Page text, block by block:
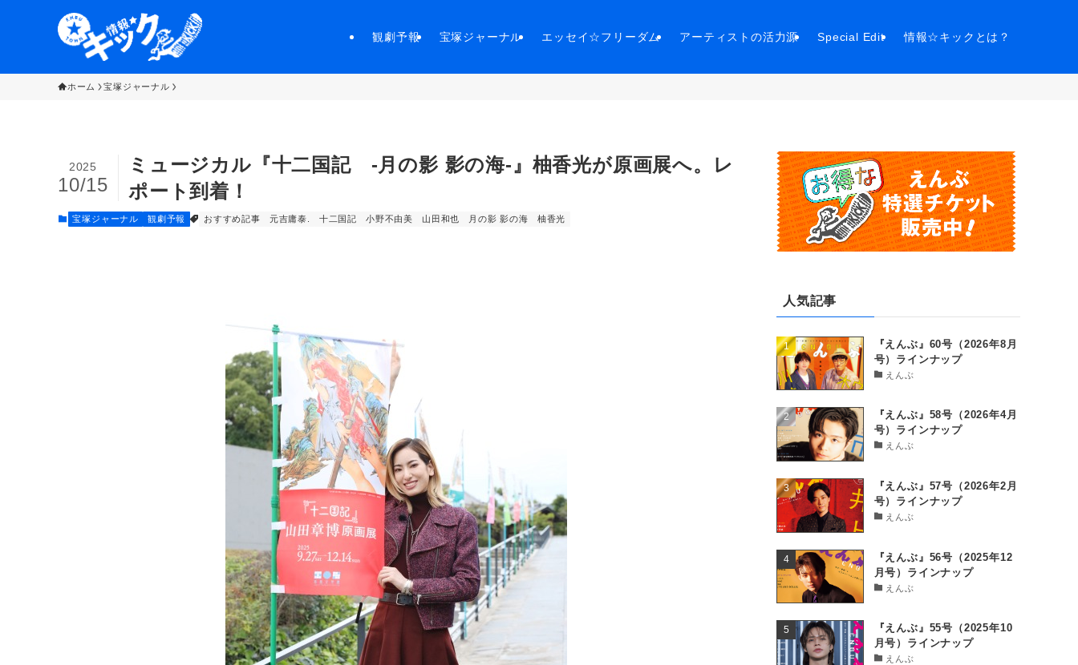
観劇予報 宝塚ジャーナル エッセイ☆フリーダム アーティストの活力源 Special Edit 情報☆キックとは？
ホーム 宝塚ジャーナル
ミュージカル『十二国記 -月の影 影の海-』柚香光が原画展へ。レ
ポート到着！
2025
10/15
宝塚ジャーナル 観劇予報 おすすめ記事 元吉庸泰. 十二国記 小野不由美 山田和也 月の影 影の海 柚香光
人気記事
『えんぶ』60号（2026年8月
号）ラインナップ
えんぶ
『えんぶ』58号（2026年4月
号）ラインナップ
えんぶ
『えんぶ』57号（2026年2月
号）ラインナップ
えんぶ
『えんぶ』56号（2025年12
月号）ラインナップ
えんぶ
『えんぶ』55号（2025年10
月号）ラインナップ
えんぶ